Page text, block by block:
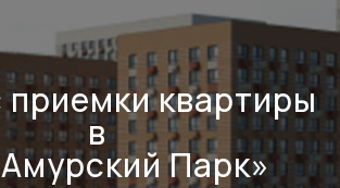
приемки квартиры
в
Парк»